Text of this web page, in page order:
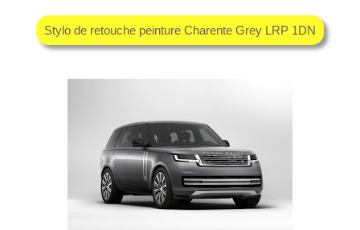
Stylo de retouche peinture Charente Grey LRP 1DN